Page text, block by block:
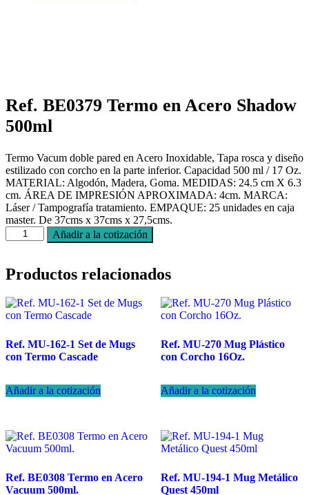
Ref. BE0379 Termo en Acero Shadow
500ml
Termo Vacum doble pared en Acero Inoxidable, Tapa rosca y diseño
estilizado con corcho en la parte inferior. Capacidad 500 ml / 17 Oz.
MATERIAL: Algodón, Madera, Goma. MEDIDAS: 24.5 cm X 6.3
cm. ÁREA DE IMPRESIÓN APROXIMADA: 4cm. MARCA:
Láser / Tampografía tratamiento. EMPAQUE: 25 unidades en caja
master. De 37cms x 37cms x 27,5cms.
BE0379
en
Acero
500ml
cantidad
Añadir a la cotización
Productos relacionados
Ref. MU-162-1 Set de Mugs
con Termo Cascade
Añadir a la cotización
Ref. MU-270 Mug Plástico
con Corcho 16Oz.
Añadir a la cotización
Ref. BE0308 Termo en Acero
Vacuum 500ml.
Ref. MU-194-1 Mug Metálico
Quest 450ml